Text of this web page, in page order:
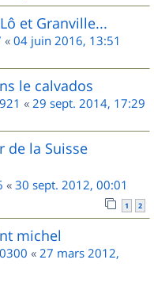
et Granville...
« 04 juin 2016, 13:51
le calvados
« 29 sept. 2014, 17:29
de la Suisse
« 30 sept. 2012, 00:01
1 2
michel
« 27 mars 2012,